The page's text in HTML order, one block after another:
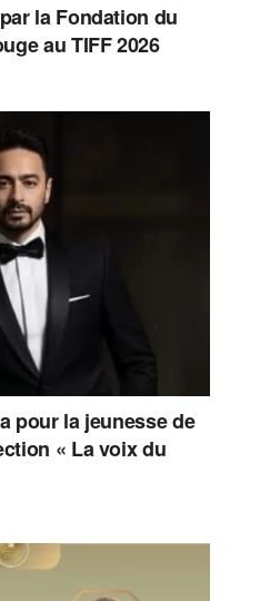
la Fondation du
au TIFF 2026
pour la jeunesse de
« La voix du